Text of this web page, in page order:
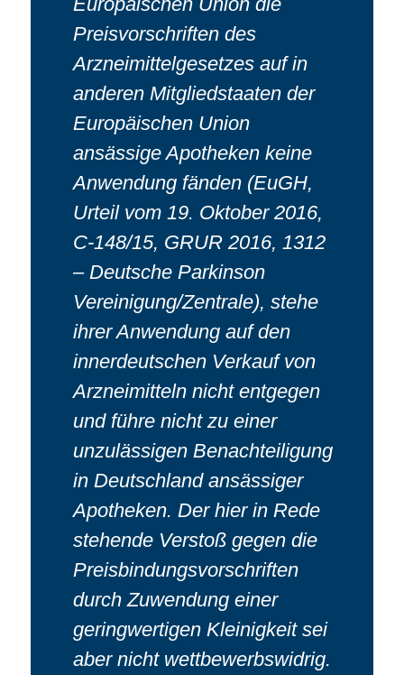
Preisvorschriften des
Arzneimittelgesetzes auf in
anderen Mitgliedstaaten der
Europäischen Union
ansässige Apotheken keine
Anwendung fänden (EuGH,
Urteil vom 19. Oktober 2016,
C-148/15, GRUR 2016, 1312
– Deutsche Parkinson
Vereinigung/Zentrale), stehe
ihrer Anwendung auf den
innerdeutschen Verkauf von
Arzneimitteln nicht entgegen
und führe nicht zu einer
unzulässigen Benachteiligung
in Deutschland ansässiger
Apotheken. Der hier in Rede
stehende Verstoß gegen die
Preisbindungsvorschriften
durch Zuwendung einer
geringwertigen Kleinigkeit sei
aber nicht wettbewerbswidrig.